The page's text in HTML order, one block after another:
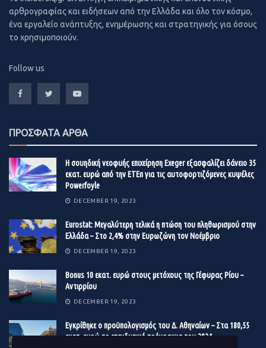
Οι αγοραστές και οι διαχειριστές πιστώσεων είναι πλέον
υποχρεωμένοι στις σχέσεις τους με τους δανειολήπτες:
α)να ενεργούν καλόπιστα, δίκαια και επαγγελματικά,
να παρέχουν στους δανειολήπτες πληροφορίες που
δεν είναι παραπλανητικές, ασαφείς ή ψευδείς,
γ)να σέβονται και να προστατεύουν τα προσωπικά
στοιχεία και την ιδιωτική ζωή των δανειοληπτών,
δ)να επικοινωνούν με τους δανειολήπτες με τρόπο που
δεν συνιστά παρενόχληση, καταναγκασμό ή αθέμιτη
Επί μεταβιβάσεως των απαιτήσεων από συμβάσεις
πιστώσεων, ο διαχειριστής πιστώσεων συνεχίζει τη
διαδικασία τουΚώδικα Δεοντολογίας
ξεκινήσει από το στάδιο, στο οποίο ήταν πριν από τη
μεταβίβαση.
αρθρογραφίας και ειδήσεων από την Ελλάδα και όλο τον κόσμο,
ένα εργαλείο ανάπτυξης, ενημέρωσης και στρατηγικής για όσους
το χρησιμοποιούν.
Follow us
ΠΡΟΣΦΑΤΑ ΑΡΘΑ
Η σουηδική νεοφυής επιχείρηση Exeger εξασφαλίζει δάνειο 35
εκατ. ευρώ από την ΕΤΕπ για τις αυτοφορτιζόμενες κυψέλες
Powerfoyle
DECEMBER 19, 2023
Eurostat: Μεγαλύτερη τελικά η πτώση του πληθωρισμού στην
Ελλάδα – Στο 2,4% στην Ευρωζώνη τον Νοέμβριο
DECEMBER 19, 2023
Βonus 10 εκατ. ευρώ στους μετόχους της Γέφυρας Ρίου –
Αντιρρίου
DECEMBER 19, 2023
Εγκρίθηκε ο προϋπολογισμός του Δ. Αθηναίων – Στα 180,55
εκατ. ευρώ το επενδυτικό πρόγραμμα του 2024